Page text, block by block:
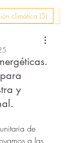
climática (5)
y
de
a las